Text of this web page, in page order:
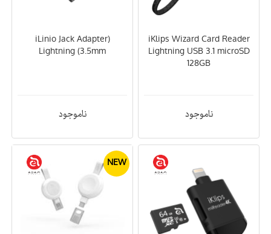
iKlips Wizard Card Reader
Lightning USB 3.1 microSD
128GB
ناموجود
(iLinio Jack Adapter
Lightning (3.5mm
ناموجود
NEW